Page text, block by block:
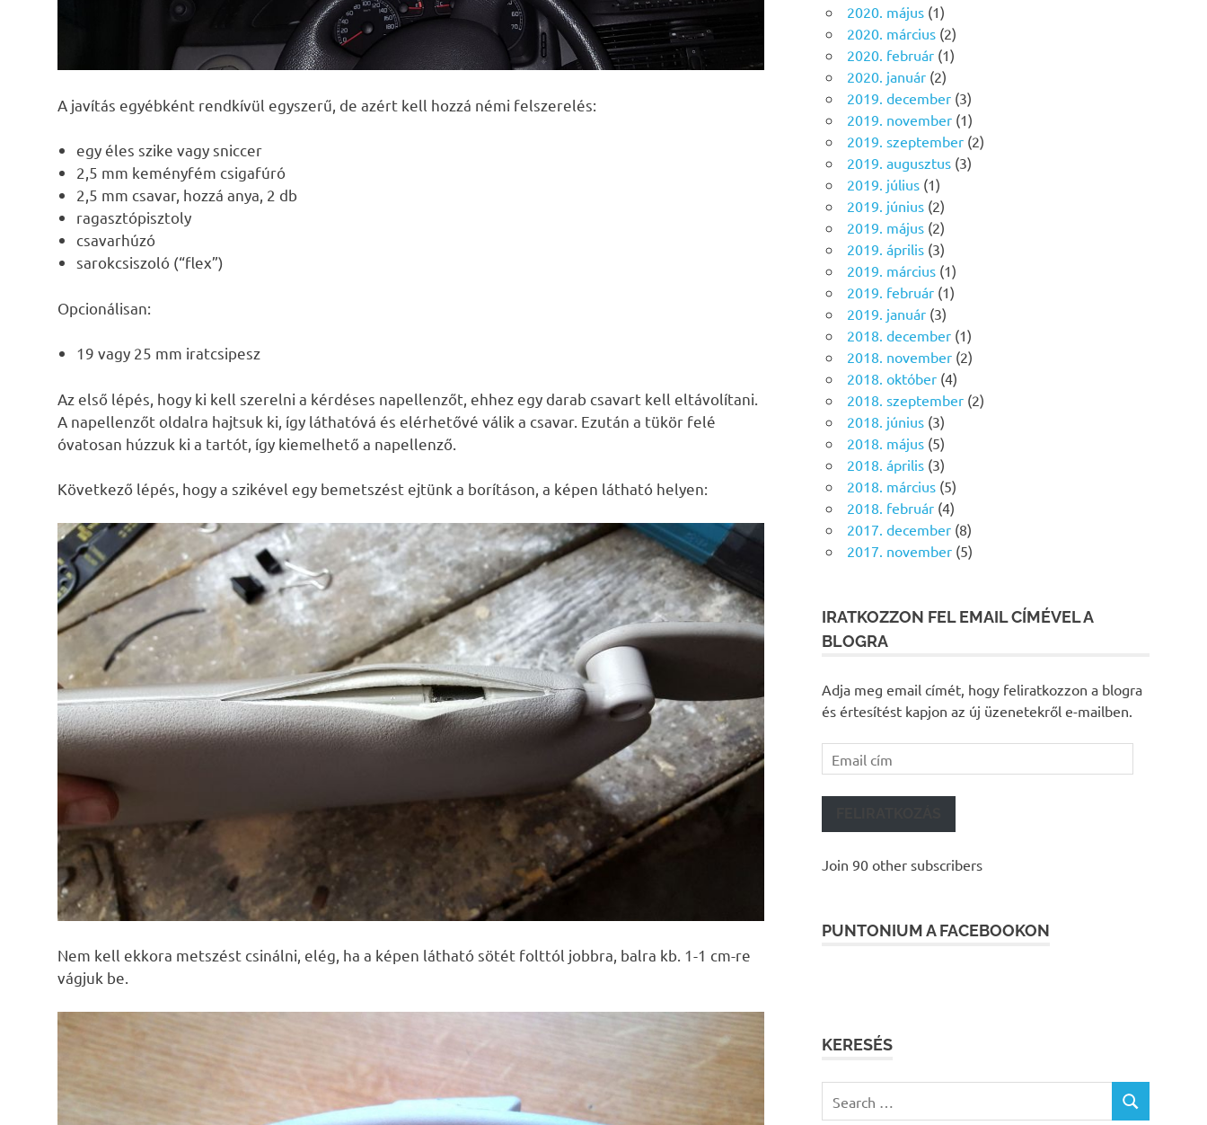
A javítás egyébként rendkívül egyszerű, de azért kell hozzá némi felszerelés:
egy éles szike vagy sniccer
2,5 mm keményfém csigafúró
2,5 mm csavar, hozzá anya, 2 db
ragasztópisztoly
csavarhúzó
sarokcsiszoló (“flex”)
Opcionálisan:
19 vagy 25 mm iratcsipesz
Az első lépés, hogy ki kell szerelni a kérdéses napellenzőt, ehhez egy darab csavart kell eltávolítani.
A napellenzőt oldalra hajtsuk ki, így láthatóvá és elérhetővé válik a csavar. Ezután a tükör felé
óvatosan húzzuk ki a tartót, így kiemelhető a napellenző.
Következő lépés, hogy a szikével egy bemetszést ejtünk a borításon, a képen látható helyen:
Nem kell ekkora metszést csinálni, elég, ha a képen látható sötét folttól jobbra, balra kb. 1-1 cm-re
vágjuk be.
2020. május (1)
2020. március (2)
2020. február (1)
2020. január (2)
2019. december (3)
2019. november (1)
2019. szeptember (2)
2019. augusztus (3)
2019. július (1)
2019. június (2)
2019. május (2)
2019. április (3)
2019. március (1)
2019. február (1)
2019. január (3)
2018. december (1)
2018. november (2)
2018. október (4)
2018. szeptember (2)
2018. június (3)
2018. május (5)
2018. április (3)
2018. március (5)
2018. február (4)
2017. december (8)
2017. november (5)
IRATKOZZON FEL EMAIL CÍMÉVEL A
BLOGRA
Adja meg email címét, hogy feliratkozzon a blogra
és értesítést kapjon az új üzenetekről e-mailben.
Email
cím
Join 90 other subscribers
PUNTONIUM A FACEBOOKON
KERESÉS
for:
SEARCH